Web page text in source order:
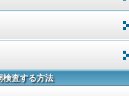
検査する方法